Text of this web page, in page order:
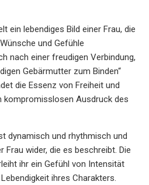
ein lebendiges Bild einer Frau, die
und Gefühle
nach einer freudigen Verbindung,
Gebärmutter zum Binden“
die Essenz von Freiheit und
Ausdruck des
dynamisch und rhythmisch und
Frau wider, die es beschreibt. Die
ihr ein Gefühl von Intensität
ihres Charakters.